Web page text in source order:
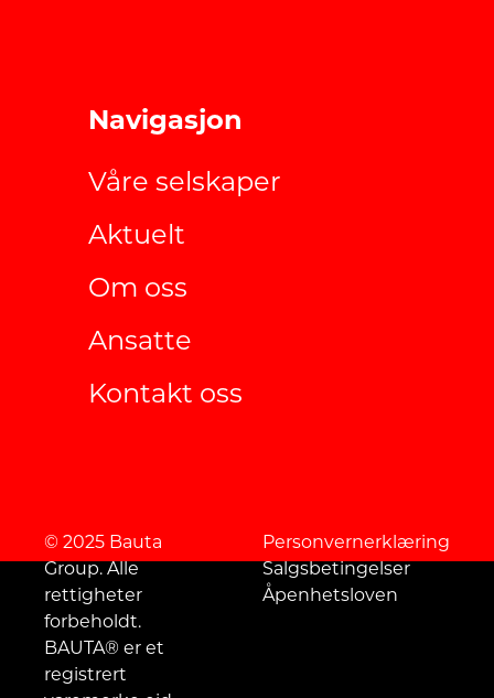
Navigasjon
Våre selskaper
Aktuelt
Om oss
Ansatte
Kontakt oss
© 2025 Bauta
Group. Alle
rettigheter
forbeholdt.
BAUTA® er et
registrert
Personvernerklæring
Salgsbetingelser
Åpenhetsloven